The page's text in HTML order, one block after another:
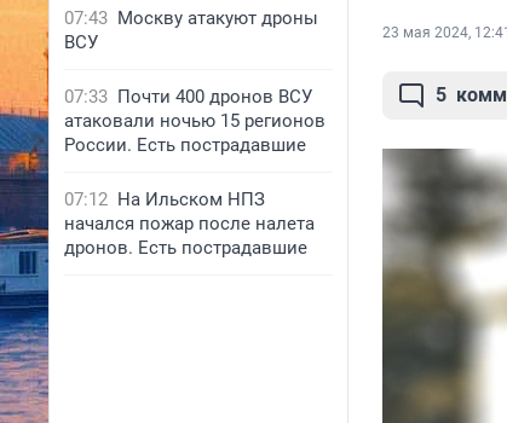
07:43 Москву атакуют дроны
ВСУ
07:33 Почти 400 дронов ВСУ
атаковали ночью 15 регионов
России. Есть пострадавшие
07:12 На Ильском НПЗ
начался пожар после налета
дронов. Есть пострадавшие
23 мая 2024, 12:41
5